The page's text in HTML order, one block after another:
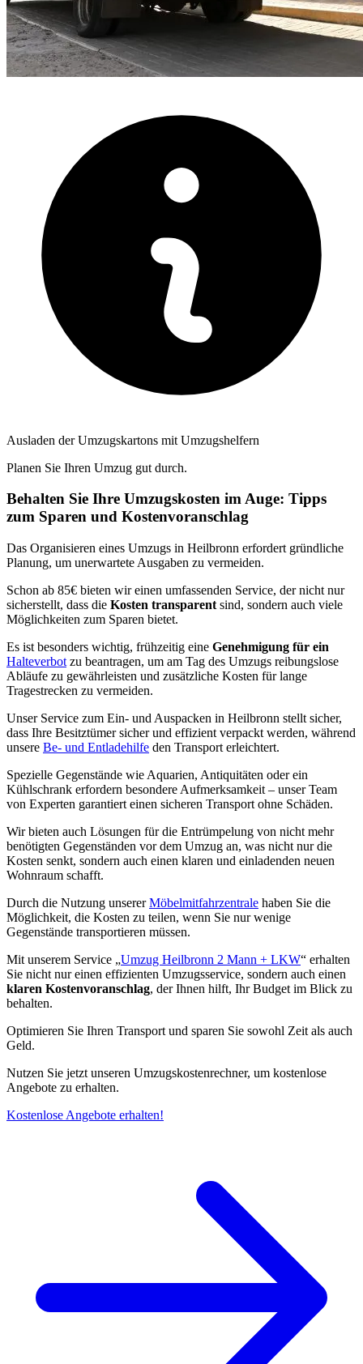
Ausladen der Umzugskartons mit Umzugshelfern
Planen Sie Ihren Umzug gut durch.
Behalten Sie Ihre Umzugskosten im Auge: Tipps
zum Sparen und Kostenvoranschlag
Das Organisieren eines Umzugs in Heilbronn erfordert gründliche
Planung, um unerwartete Ausgaben zu vermeiden.
Schon ab 85€ bieten wir einen umfassenden Service, der nicht nur
sicherstellt, dass die Kosten transparent sind, sondern auch viele
Möglichkeiten zum Sparen bietet.
Es ist besonders wichtig, frühzeitig eine Genehmigung für ein
Halteverbot zu beantragen, um am Tag des Umzugs reibungslose
Abläufe zu gewährleisten und zusätzliche Kosten für lange
Tragestrecken zu vermeiden.
Unser Service zum Ein- und Auspacken in Heilbronn stellt sicher,
dass Ihre Besitztümer sicher und effizient verpackt werden, während
unsere Be- und Entladehilfe den Transport erleichtert.
Spezielle Gegenstände wie Aquarien, Antiquitäten oder ein
Kühlschrank erfordern besondere Aufmerksamkeit – unser Team
von Experten garantiert einen sicheren Transport ohne Schäden.
Wir bieten auch Lösungen für die Entrümpelung von nicht mehr
benötigten Gegenständen vor dem Umzug an, was nicht nur die
Kosten senkt, sondern auch einen klaren und einladenden neuen
Wohnraum schafft.
Durch die Nutzung unsererMöbelmitfahrzentrale haben Sie die
Möglichkeit, die Kosten zu teilen, wenn Sie nur wenige
Gegenstände transportieren müssen.
Mit unserem Service „Umzug Heilbronn 2 Mann + LKW“ erhalten
Sie nicht nur einen effizienten Umzugsservice, sondern auch einen
klaren Kostenvoranschlag, der Ihnen hilft, Ihr Budget im Blick zu
behalten.
Optimieren Sie Ihren Transport und sparen Sie sowohl Zeit als auch
Geld.
Nutzen Sie jetzt unseren Umzugskostenrechner, um kostenlose
Angebote zu erhalten.
Kostenlose Angebote erhalten!